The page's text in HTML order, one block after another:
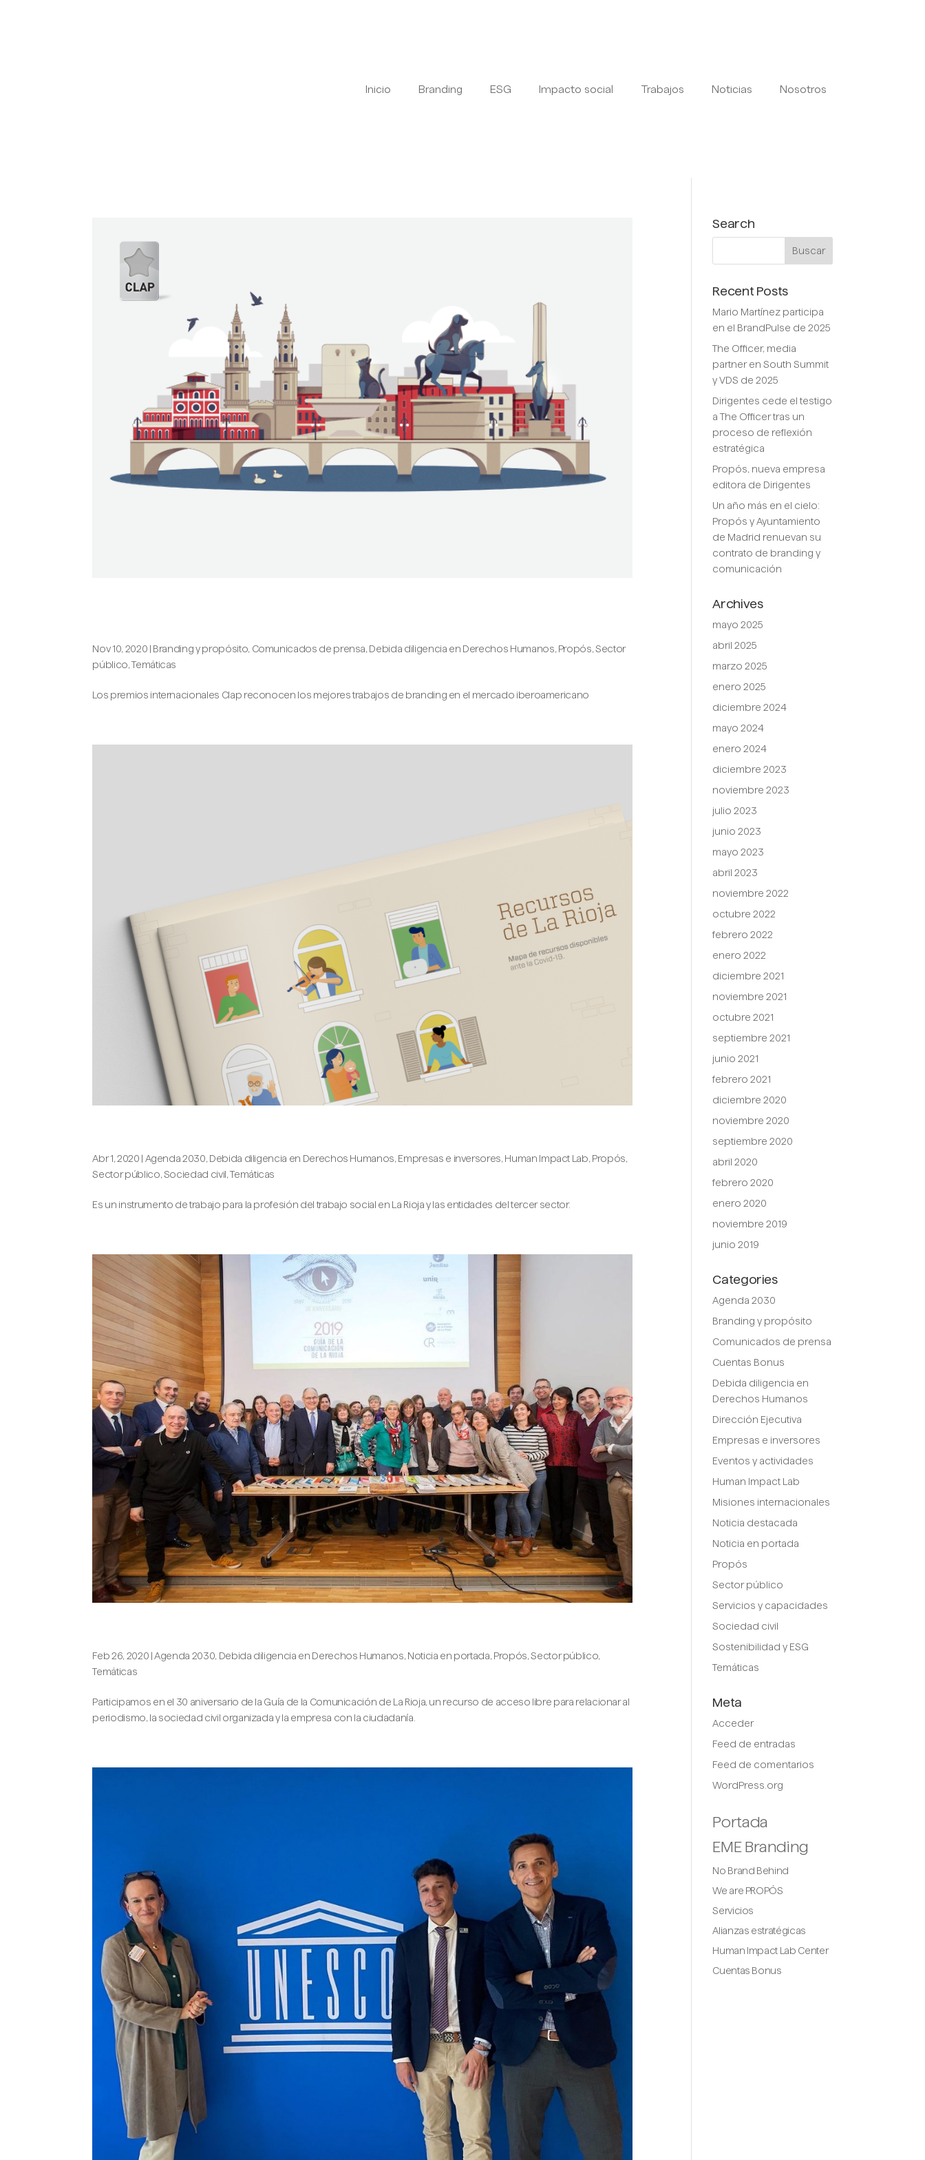
Inicio Branding ESG Impacto social Trabajos Noticias Nosotros
Nov 10, 2020 | Branding y propósito, Comunicados de prensa,Debida diligencia en Derechos Humanos,Propós,Sector
público,Temáticas
Los premios internacionales Clap reconocen los mejores trabajos de branding en el mercado iberoamericano
Abr 1, 2020 | Agenda 2030, Debida diligencia en Derechos Humanos, Empresas e inversores, Human Impact Lab, Propós,
Sector público,Sociedad civil,Temáticas
Es un instrumento de trabajo para la profesión del trabajo social en La Rioja y las entidades del tercer sector.
Feb 26, 2020 |Agenda 2030, Debida diligencia en Derechos Humanos, Noticia en portada, Propós,Sector público,
Temáticas
Participamos en el 30 aniversario de la Guía de la Comunicación de La Rioja, un recurso de acceso libre para relacionar al
periodismo, la sociedad civil organizada y la empresa con la ciudadanía.
Search
Recent Posts
Mario Martínez participa
en el BrandPulse de 2025
The Officer, media
partner en South Summit
y VDS de 2025
Dirigentes cede el testigo
a The Officer tras un
proceso de reflexión
estratégica
Propós, nueva empresa
editora de Dirigentes
Un año más en el cielo:
Propós y Ayuntamiento
de Madrid renuevan su
contrato de branding y
comunicación
Archives
mayo 2025
abril 2025
marzo 2025
enero 2025
diciembre 2024
mayo 2024
enero 2024
diciembre 2023
noviembre 2023
julio 2023
junio 2023
mayo 2023
abril 2023
noviembre 2022
octubre 2022
febrero 2022
enero 2022
diciembre 2021
noviembre 2021
octubre 2021
septiembre 2021
junio 2021
febrero 2021
diciembre 2020
noviembre 2020
septiembre 2020
abril 2020
febrero 2020
enero 2020
noviembre 2019
junio 2019
Categories
Agenda 2030
Branding y propósito
Comunicados de prensa
Cuentas Bonus
Debida diligencia en
Derechos Humanos
Dirección Ejecutiva
Empresas e inversores
Eventos y actividades
Human Impact Lab
Misiones internacionales
Noticia destacada
Noticia en portada
Propós
Sector público
Servicios y capacidades
Sociedad civil
Sostenibilidad y ESG
Temáticas
Meta
Acceder
Feed de entradas
Feed de comentarios
WordPress.org
Portada
EME Branding
No Brand Behind
We are PROPÓS
Servicios
Alianzas estratégicas
Human Impact Lab Center
Cuentas Bonus